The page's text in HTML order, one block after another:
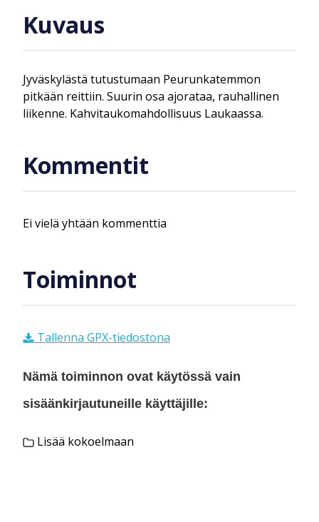
Kuvaus
Jyväskylästä tutustumaan Peurunkatemmon
pitkään reittiin. Suurin osa ajorataa, rauhallinen
liikenne. Kahvitaukomahdollisuus Laukaassa.
Kommentit
Ei vielä yhtään kommenttia
Toiminnot
Tallenna GPX-tiedostona
Nämä toiminnon ovat käytössä vain
sisäänkirjautuneille käyttäjille:
Lisää kokoelmaan